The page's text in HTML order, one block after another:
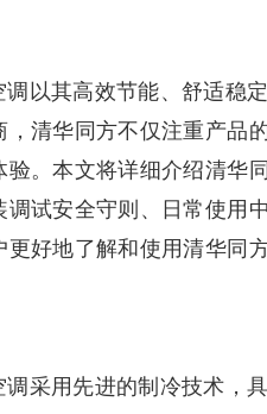
调以其高效节能、舒适稳
，清华同方不仅注重产品
验。本文将详细介绍清华
调试安全守则、日常使用
好地了解和使用清华同
调采用先进的制冷技术，